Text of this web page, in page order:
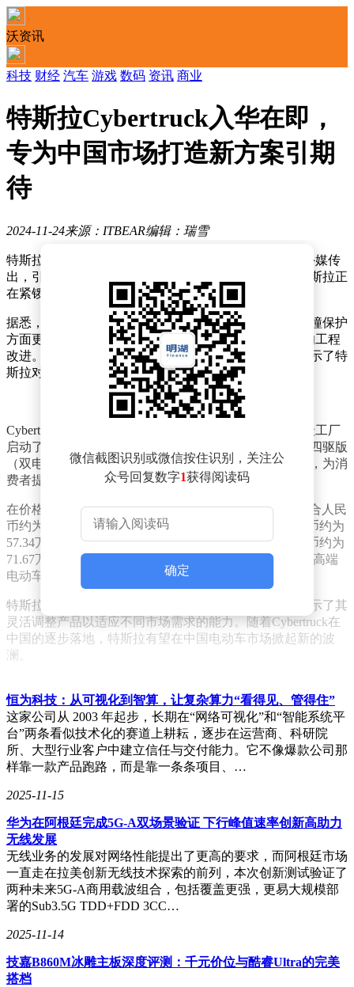
沃资讯
科技 财经 汽车 游戏 数码 资讯 商业
特斯拉Cybertruck入华在即，
专为中国市场打造新方案引期
待
2024-11-24来源：ITBEAR编辑：瑞雪
特斯拉Cybertruck即将进军中国市场，这一消息近日由外媒传
出，引起了广泛关注。为了顺利进入这一新兴市场，特斯拉正
在紧锣密鼓地进行多项准备工作。
据悉，特斯拉针对中国市场的特殊法规，尤其是行人碰撞保护
方面更为严格的要求，正在对Cybertruck进行两项重要的工程
改进。尽管具体细节尚未对外公布，但这一举措无疑显示了特
斯拉对中国市场的重视与尊重。
Cybertruck已于2023年末，在美国得克萨斯州奥斯汀超级工厂
启动了交付程序。这款车型提供了后驱版（单电机）、四驱版
（双电机）以及性能更为强劲的赛博野兽版（三电机），为消
费者提供了多样化的选择。
在价格方面，Cybertruck的后驱版售价为60990美元，折合人民
币约为43.72万元；四驱版售价为79990美元，折合人民币约为
57.34万元；而赛博野兽版则高达99990美元，折合人民币约为
71.67万元。这样的定价策略，无疑将吸引中国市场上对高端
电动车有需求的消费者。
特斯拉此举不仅体现了其对中国市场的深入洞察，也展示了其
灵活调整产品以适应不同市场需求的能力。随着Cybertruck在
中国的逐步落地，特斯拉有望在中国电动车市场掀起新的波
澜。
微信截图识别或微信按住识别，关注公
众号回复数字1获得阅读码
确定
恒为科技：从可视化到智算，让复杂算力“看得见、管得住”
这家公司从 2003 年起步，长期在“网络可视化”和“智能系统平
台”两条看似技术化的赛道上耕耘，逐步在运营商、科研院
所、大型行业客户中建立信任与交付能力。它不像爆款公司那
样靠一款产品跑路，而是靠一条条项目、…
2025-11-15
华为在阿根廷完成5G-A双场景验证 下行峰值速率创新高助力
无线发展
无线业务的发展对网络性能提出了更高的要求，而阿根廷市场
一直走在拉美创新无线技术探索的前列，本次创新测试验证了
两种未来5G-A商用载波组合，包括覆盖更强，更易大规模部
署的Sub3.5G TDD+FDD 3CC…
2025-11-14
技嘉B860M冰雕主板深度评测：千元价位与酷睿Ultra的完美
搭档